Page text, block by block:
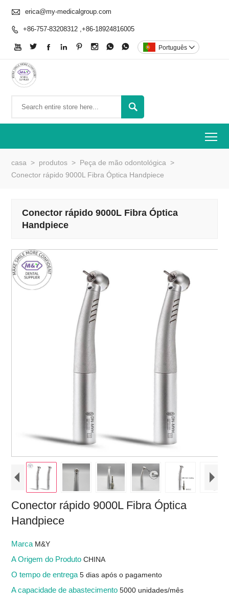
 erica@my-medicalgroup.com
 +86-757-83208312 ,+86-18924816005
        Português 

casa > produtos > Peça de mão odontológica >
Conector rápido 9000L Fibra Óptica Handpiece
Conector rápido 9000L Fibra Óptica
Handpiece
Conector rápido 9000L Fibra Óptica
Handpiece
Marca M&Y
A Origem do ProdutoCHINA
O tempo de entrega5 dias após o pagamento
A capacidade de abastecimento5000 unidades/mês